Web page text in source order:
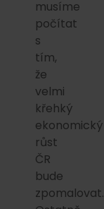
musíme
počítat
s
tím,
že
velmi
křehký
ekonomický
růst
ČR
bude
zpomalovat.